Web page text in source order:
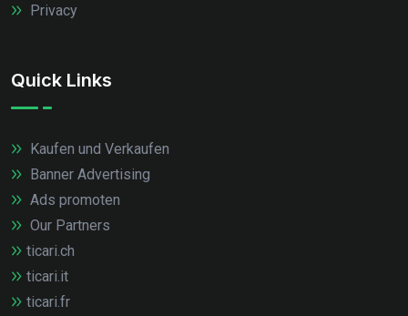
Privacy
Quick Links
Kaufen und Verkaufen
Banner Advertising
Ads promoten
Our Partners
ticari.ch
ticari.it
ticari.fr